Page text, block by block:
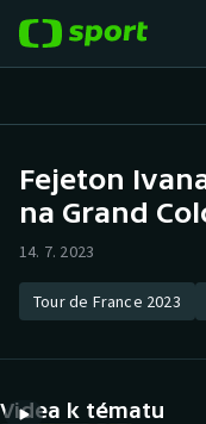
Hokej
Atletika
Fejeton
na Grand
14. 7. 2023
Tour de France 2023
Videa k tématu